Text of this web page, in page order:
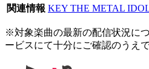
関連情報 KEY THE METAL
※対象楽曲の最新の配信状況に
ービスにて十分にご確認のうえ